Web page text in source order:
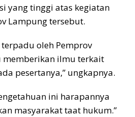
yang tinggi atas kegiatan
Lampung tersebut.
oleh Pemprov
ilmu terkait
pesertanya,” ungkapnya.
ini harapannya
masyarakat taat hukum.”